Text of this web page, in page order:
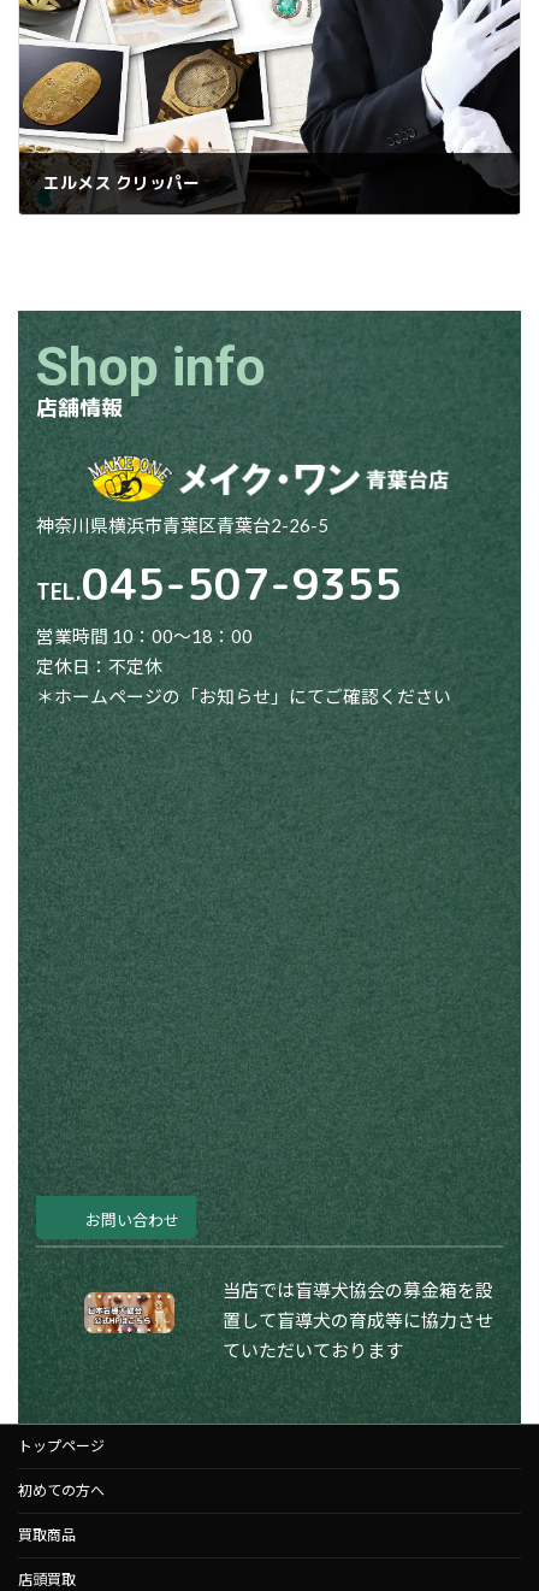
エルメス クリッパー
Shop info
店舗情報
神奈川県横浜市青葉区青葉台2-26-5
TEL.045-507-9355
営業時間 10：00～18：00
定休日：不定休
＊ホームページの「お知らせ」にてご確認ください
お問い合わせ
当店では盲導犬協会の募金箱を設
置して盲導犬の育成等に協力させ
ていただいております
トップページ
初めての方へ
買取商品
店頭買取